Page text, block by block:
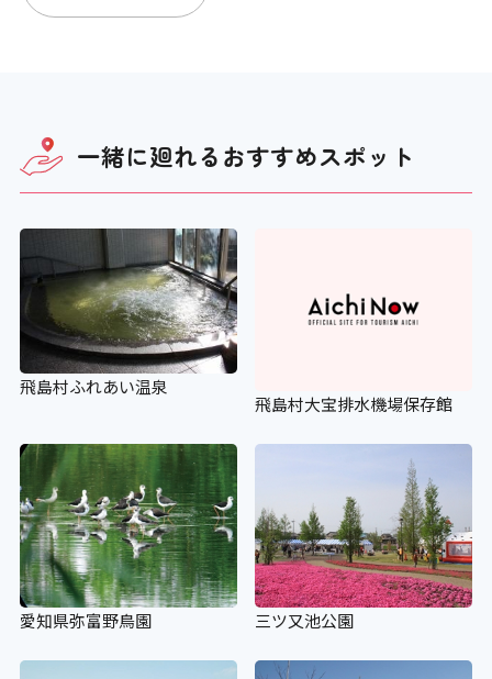
一緒に廻れるおすすめスポット
飛島村ふれあい温泉
飛島村大宝排水機場保存館
愛知県弥富野鳥園 三ツ又池公園